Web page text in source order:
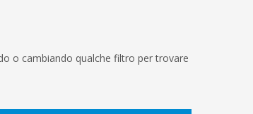
o cambiando qualche filtro per trovare